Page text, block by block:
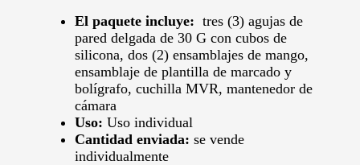
El paquete incluye: tres (3) agujas de
pared delgada de 30 G con cubos de
silicona, dos (2) ensamblajes de mango,
ensamblaje de plantilla de marcado y
bolígrafo, cuchilla MVR, mantenedor de
cámara
Uso: Uso individual
Cantidad enviada: se vende
individualmente